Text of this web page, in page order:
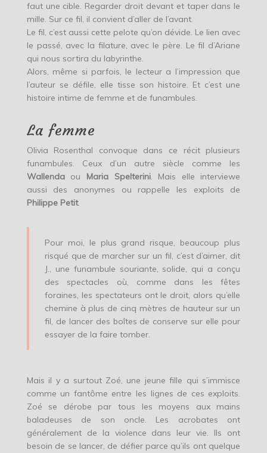
faut une cible. Regarder droit devant et taper dans le
mille. Sur ce fil, il convient d’aller de l’avant.
Le fil, c’est aussi cette pelote qu’on dévide. Le lien avec
le passé, avec la filature, avec le père. Le fil d’Ariane
qui nous sortira du labyrinthe.
Alors, même si parfois, le lecteur a l’impression que
l’auteur se défile, elle tisse son histoire. Et c’est une
histoire intime de femme et de funambules.
La femme
Olivia Rosenthal convoque dans ce récit plusieurs
funambules. Ceux d’un autre siècle comme les
Wallendaou Maria Spelterini. Mais elle interviewe
aussi des anonymes ou rappelle les exploits de
Philippe Petit.
Pour moi, le plus grand risque, beaucoup plus
risqué que de marcher sur un fil, c’est d’aimer, dit
J., une funambule souriante, solide, qui a conçu
des spectacles où, comme dans les fêtes
foraines, les spectateurs ont le droit, alors qu’elle
chemine à plus de cinq mètres de hauteur sur un
fil, de lancer des boîtes de conserve sur elle pour
essayer de la faire tomber.
Mais il y a surtout Zoé, une jeune fille qui s’immisce
comme un fantôme entre les lignes de ces exploits.
Zoé se dérobe par tous les moyens aux mains
baladeuses de son oncle. Les acrobates ont
généralement de la violence dans leur vie. Ils ont
besoin de se lancer, de défier parce qu’ils ont quelque